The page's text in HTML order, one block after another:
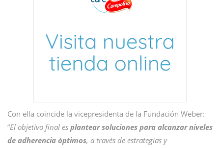
Con ella coincide la vicepresidenta de la Fundación Weber:
“El objetivo final es plantear soluciones para alcanzar niveles
de adherencia óptimos, a través de estrategias y